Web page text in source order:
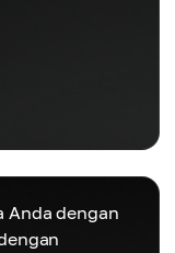
Anda dengan